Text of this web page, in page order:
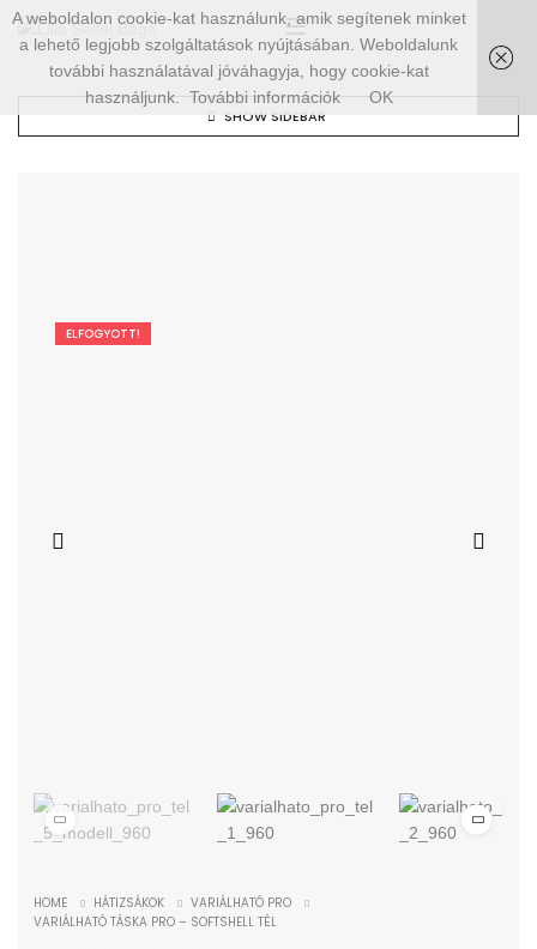
SHOW SIDEBAR
ELFOGYOTT!
HOME HÁTIZSÁKOK
VARIÁLHATÓ PRO
VARIÁLHATÓ TÁSKA PRO – SOFTSHELL TÉL
A weboldalon cookie-kat használunk, amik segítenek minket
a lehető legjobb szolgáltatások nyújtásában. Weboldalunk
további használatával jóváhagyja, hogy cookie-kat
használjunk.
További információk OK